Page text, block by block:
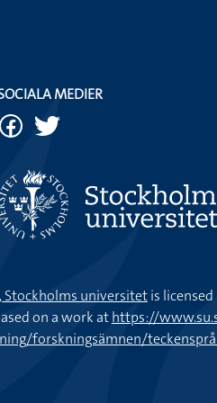
MEDIER
universitetis licensed
on a work athttps://
forskningsämnen/